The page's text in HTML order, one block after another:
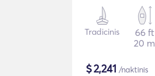
Tradicinis
66 ft
20 m
$2,241 /naktinis